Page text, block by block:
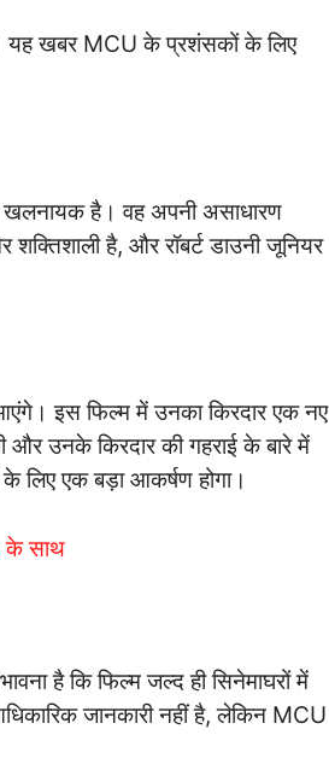
यह खबर MCU के प्रशंसकों के लिए
खलनायक है। वह अपनी असाधारण
है, और रॉबर्ट डाउनी जूनियर
इस फिल्म में उनका किरदार एक नए
और उनके किरदार की गहराई के बारे में
लिए एक बड़ा आकर्षण होगा।
के साथ
है कि फिल्म जल्द ही सिनेमाघरों में
जानकारी नहीं है, लेकिन MCU